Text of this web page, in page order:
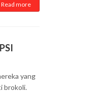
Read more
yang
brokoli.